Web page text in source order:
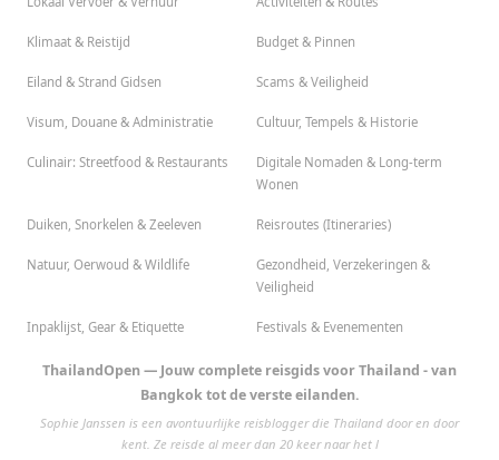
Klimaat & Reistijd Budget & Pinnen
Eiland & Strand Gidsen Scams & Veiligheid
Visum, Douane & Administratie Cultuur, Tempels & Historie
Culinair: Streetfood & Restaurants
Digitale Nomaden & Long-term
Wonen
Duiken, Snorkelen & Zeeleven Reisroutes (Itineraries)
Natuur, Oerwoud & Wildlife
Gezondheid, Verzekeringen &
Veiligheid
Inpaklijst, Gear & Etiquette Festivals & Evenementen
ThailandOpen — Jouw complete reisgids voor Thailand - van
Bangkok tot de verste eilanden.
Sophie Janssen is een avontuurlijke reisblogger die Thailand door en door
kent. Ze reisde al meer dan 20 keer naar het l